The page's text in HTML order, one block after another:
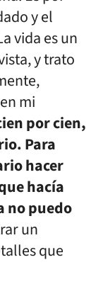
y el
vida es un
y trato
mi
por cien,
Para
hacer
hacía
no puedo
un
que